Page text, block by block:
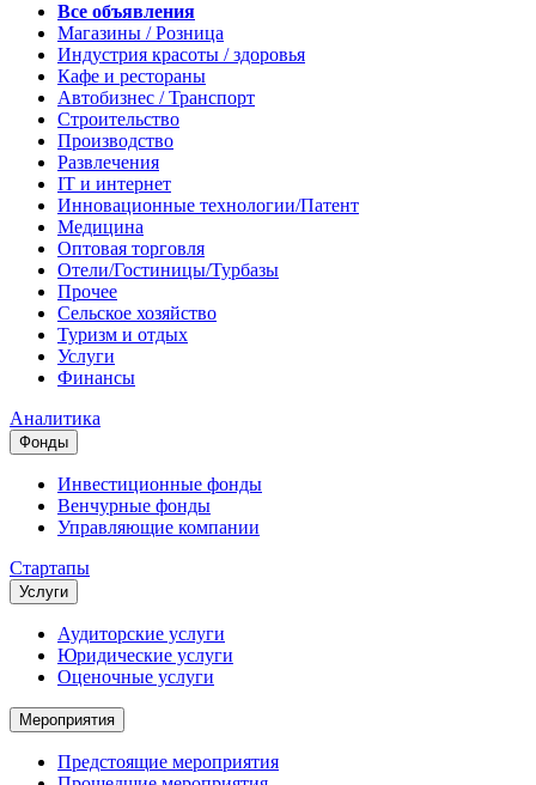
Все объявления
Магазины / Розница
Индустрия красоты / здоровья
Кафе и рестораны
Автобизнес / Транспорт
Строительство
Производство
Развлечения
IT и интернет
Инновационные технологии/Патент
Медицина
Оптовая торговля
Отели/Гостиницы/Турбазы
Прочее
Сельское хозяйство
Туризм и отдых
Услуги
Финансы
Аналитика
Фонды
Инвестиционные фонды
Венчурные фонды
Управляющие компании
Стартапы
Услуги
Аудиторские услуги
Юридические услуги
Оценочные услуги
Мероприятия
Предстоящие мероприятия